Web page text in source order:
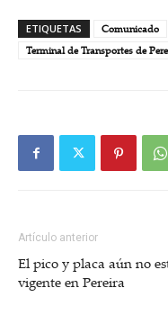
ETIQUETAS Comunicado
Terminal de Transportes de
Artículo anterior
El pico y placa aún no
vigente en Pereira